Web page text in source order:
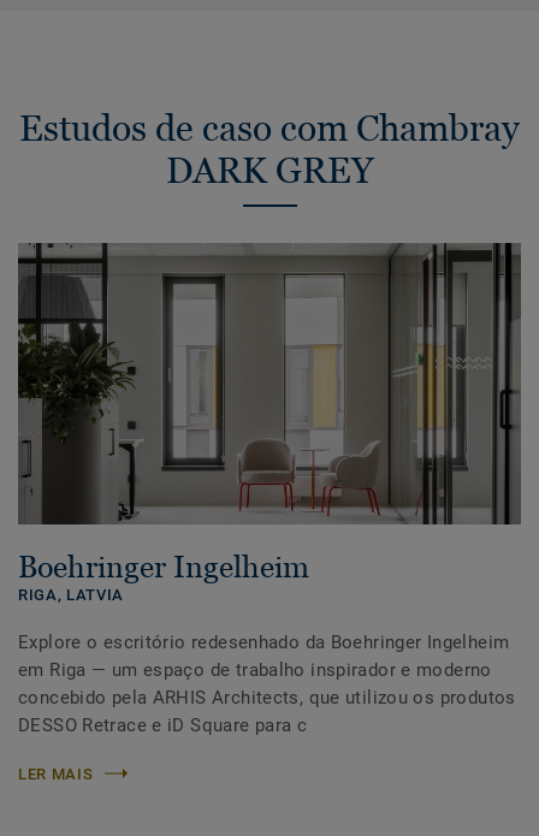
Estudos de caso com Chambray
DARK GREY
Boehringer Ingelheim
RIGA, LATVIA
Explore o escritório redesenhado da Boehringer Ingelheim
em Riga — um espaço de trabalho inspirador e moderno
concebido pela ARHIS Architects, que utilizou os produtos
DESSO Retrace e iD Square para c
LER MAIS